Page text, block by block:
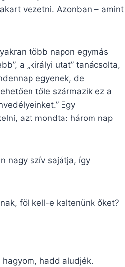
vezetni. Azonban – amint
több napon egymás
a „királyi utat” tanácsolta,
egyenek, de
tőle származik ez a
Egy
azt mondta: három nap
nagy szív sajátja, így
föl kell-e keltenünk őket?
hadd aludjék.